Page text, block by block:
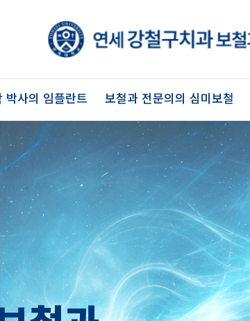
박사의 임플란트 보철과 전문의의 심미보철